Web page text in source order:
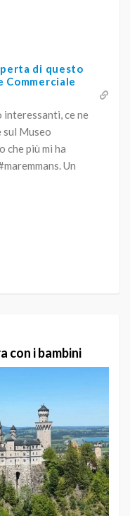
di questo
Commerciale
ce ne
sul Museo
che più mi ha
Un
con i bambini